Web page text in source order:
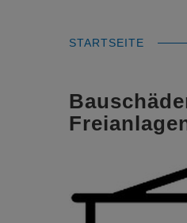
STARTSEITE